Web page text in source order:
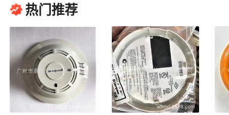
热门推荐